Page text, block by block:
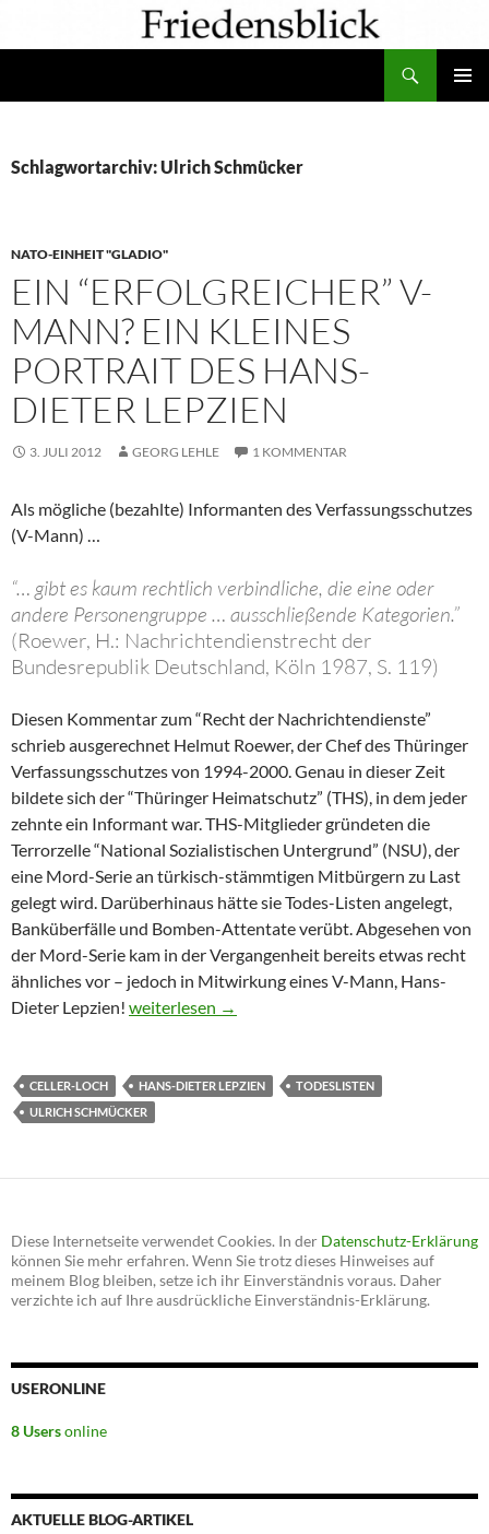
Schlagwortarchiv: Ulrich Schmücker
NATO-EINHEIT "GLADIO"
EIN “ERFOLGREICHER” V-
MANN? EIN KLEINES
PORTRAIT DES HANS-
DIETER LEPZIEN
3. JULI 2012 GEORG LEHLE 1 KOMMENTAR
Als mögliche (bezahlte) Informanten des Verfassungsschutzes
(V-Mann) …
“… gibt es kaum rechtlich verbindliche, die eine oder
andere Personengruppe … ausschließende Kategorien.”
(Roewer, H.: Nachrichtendienstrecht der
Bundesrepublik Deutschland, Köln 1987, S. 119)
Diesen Kommentar zum “Recht der Nachrichtendienste”
schrieb ausgerechnet Helmut Roewer, der Chef des Thüringer
Verfassungsschutzes von 1994-2000. Genau in dieser Zeit
bildete sich der “Thüringer Heimatschutz” (THS), in dem jeder
zehnte ein Informant war. THS-Mitglieder gründeten die
Terrorzelle “National Sozialistischen Untergrund” (NSU), der
eine Mord-Serie an türkisch-stämmtigen Mitbürgern zu Last
gelegt wird. Darüberhinaus hätte sie Todes-Listen angelegt,
Banküberfälle und Bomben-Attentate verübt. Abgesehen von
der Mord-Serie kam in der Vergangenheit bereits etwas recht
ähnliches vor – jedoch in Mitwirkung eines V-Mann, Hans-
Dieter Lepzien! Ein “erfolgreicher” V-Mann? Ein kleines
weiterlesen →
CELLER-LOCH HANS-DIETER LEPZIEN
TODESLISTEN
ULRICH SCHMÜCKER
Diese Internetseite verwendet Cookies. In der Datenschutz-Erklärung
können Sie mehr erfahren. Wenn Sie trotz dieses Hinweises auf
meinem Blog bleiben, setze ich ihr Einverständnis voraus. Daher
verzichte ich auf Ihre ausdrückliche Einverständnis-Erklärung.
USERONLINE
8 Usersonline
AKTUELLE BLOG-ARTIKEL